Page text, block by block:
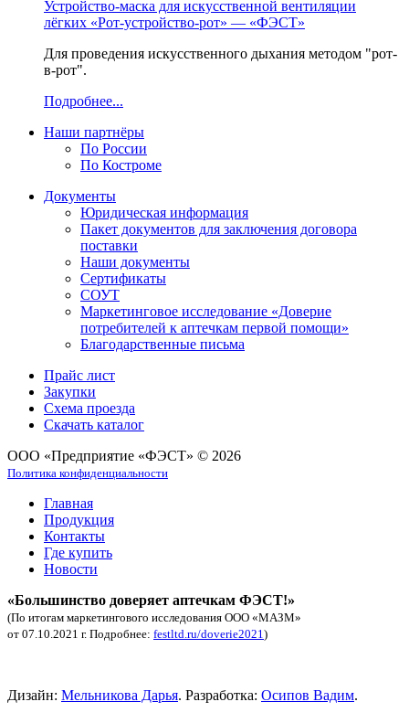
Устройство-маска для искусственной вентиляции
лёгких «Рот-устройство-рот» — «ФЭСТ»
Для проведения искусственного дыхания методом "рот-
в-рот".
Подробнее...
Наши партнёры
По России
По Костроме
Документы
Юридическая информация
Пакет документов для заключения договора
поставки
Наши документы
Сертификаты
СОУТ
Маркетинговое исследование «Доверие
потребителей к аптечкам первой помощи»
Благодарственные письма
Прайс лист
Закупки
Схема проезда
Скачать каталог
ООО «Предприятие «ФЭСТ» © 2026
Политика конфиденциальности
Главная
Продукция
Контакты
Где купить
Новости
«Большинство доверяет аптечкам ФЭСТ!»
(По итогам маркетингового исследования ООО «МАЗМ»
от 07.10.2021 г. Подробнее: festltd.ru/doverie2021 )
Дизайн: Мельникова Дарья. Разработка: Осипов Вадим.